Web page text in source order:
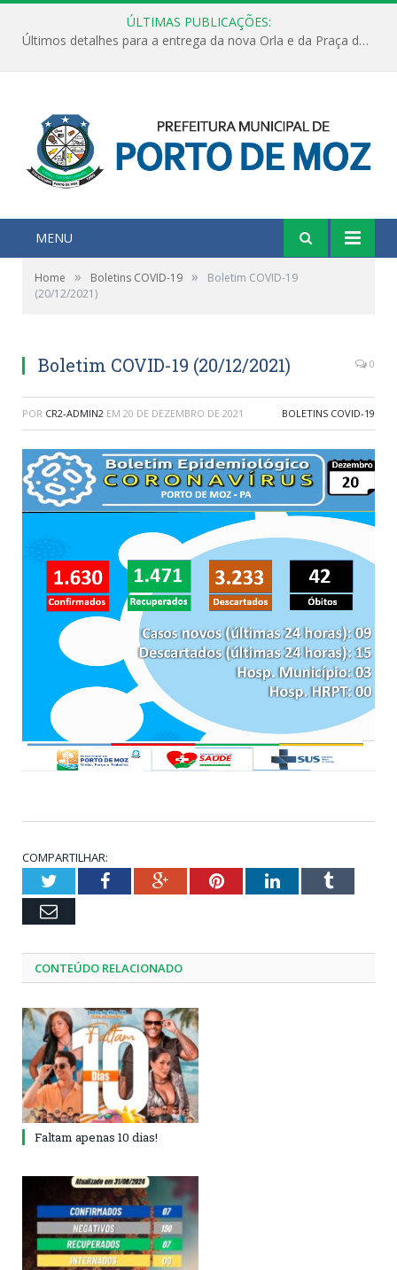
ÚLTIMAS PUBLICAÇÕES:
Últimos detalhes para a entrega da nova Orla e da Praça do Praião
MENU
Home » Boletins COVID-19 »
Boletim COVID-19
(20/12/2021)
Boletim COVID-19 (20/12/2021) 0
POR CR2-ADMIN2 EM 20 DE DEZEMBRO DE 2021 BOLETINS COVID-19
COMPARTILHAR:
TwitterFacebookGoogle+PinterestLinkedInTumblr
Email
CONTEÚDO RELACIONADO
Faltam apenas 10 dias!